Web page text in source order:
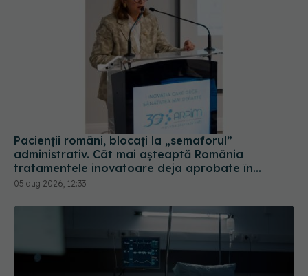
Pacienții români, blocați la „semaforul”
administrativ. Cât mai așteaptă România
tratamentele inovatoare deja aprobate în
Europa
05 aug 2026, 12:33